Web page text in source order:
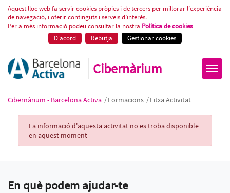
Fitxa Activitat
Aquest lloc web fa servir cookies pròpies i de tercers per millorar l’experiència
de navegació, i oferir continguts i serveis d’interès.
Per a més informació podeu consultar la nostra Política de cookies
D'acord
Rebutja Gestionar cookies
Cibernàrium
Cibernàrium - Barcelona Activa /Formacions /Fitxa Activitat
Activity Record
La informació d'aquesta activitat no es troba disponible
en aquest moment
En què podem ajudar-te